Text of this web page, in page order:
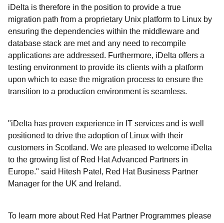
iDelta is therefore in the position to provide a true
migration path from a proprietary Unix platform to Linux by
ensuring the dependencies within the middleware and
database stack are met and any need to recompile
applications are addressed. Furthermore, iDelta offers a
testing environment to provide its clients with a platform
upon which to ease the migration process to ensure the
transition to a production environment is seamless.
"iDelta has proven experience in IT services and is well
positioned to drive the adoption of Linux with their
customers in Scotland. We are pleased to welcome iDelta
to the growing list of Red Hat Advanced Partners in
Europe." said Hitesh Patel, Red Hat Business Partner
Manager for the UK and Ireland.
To learn more about Red Hat Partner Programmes please